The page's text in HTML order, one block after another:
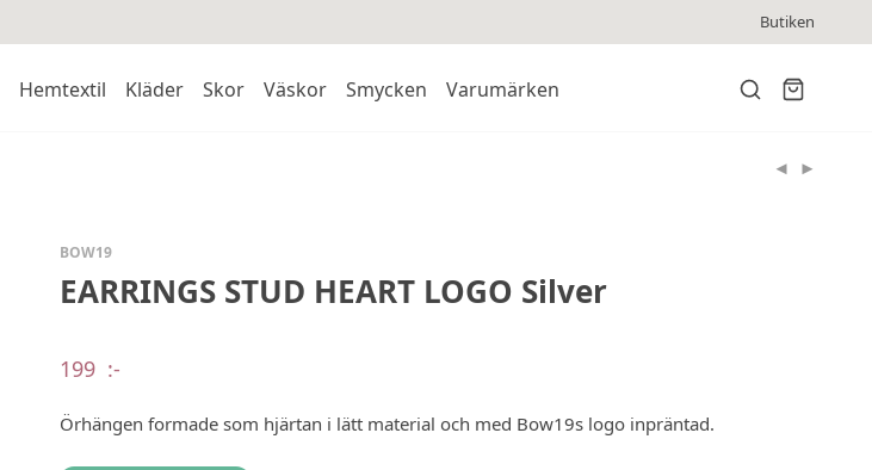
Butiken
Hemtextil Kläder Skor Väskor Smycken Varumärken
BOW19
EARRINGS STUD HEART LOGO Silver
199 :-
Örhängen formade som hjärtan i lätt material och med Bow19s logo inpräntad.